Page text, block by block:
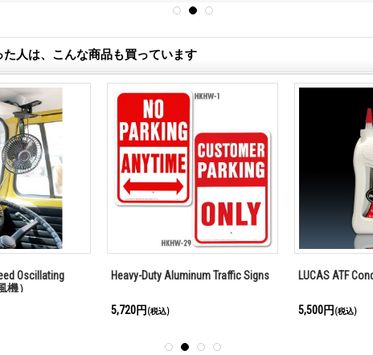
た人は、こんな商品も買っています
Oscillating
機）
Heavy-Duty Aluminum Traffic Signs
5,720円 (税込)
LUCAS ATF
5,500円 (税込)